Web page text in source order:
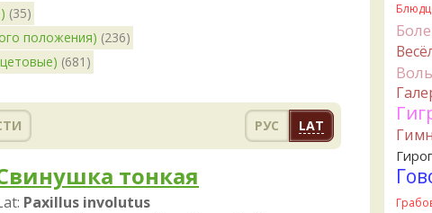
(35)
положения) (236)
(681)
РУС LAT
тонкая
Paxillus involutus
2 дня
грибы.
2 дня
2 дня
2 дня